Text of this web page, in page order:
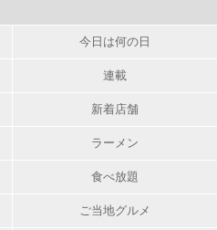
今日は何の日
連載
新着店舗
ラーメン
食べ放題
ご当地グルメ